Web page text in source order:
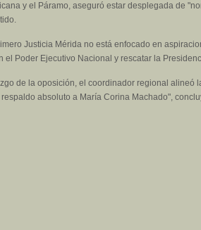
y el Páramo, aseguró estar desplegada de
Justicia Mérida no está enfocado en
el Poder Ejecutivo Nacional y rescatar la
de la oposición, el coordinador regional
absoluto a María Corina Machado",